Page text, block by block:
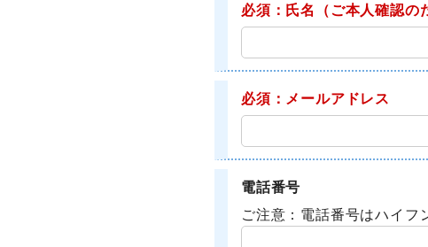
必須：氏名 （ご本人確認
必須：メールアドレス
電話番号
ご注意：電話番号はハイフ